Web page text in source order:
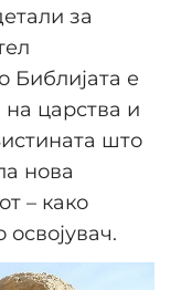
за
Библијата е
на царства и
што
нова
– како